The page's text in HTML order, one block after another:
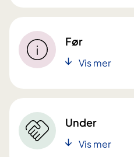
Før
Vis mer
Under
Vis mer